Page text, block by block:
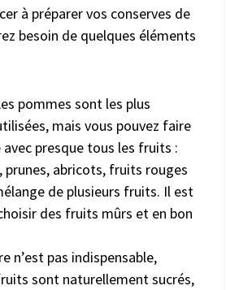
à préparer vos conserves de
besoin de quelques éléments
pommes sont les plus
mais vous pouvez faire
presque tous les fruits :
prunes, abricots, fruits rouges
de plusieurs fruits. Il est
des fruits mûrs et en bon
n’est pas indispensable,
sont naturellement sucrés,